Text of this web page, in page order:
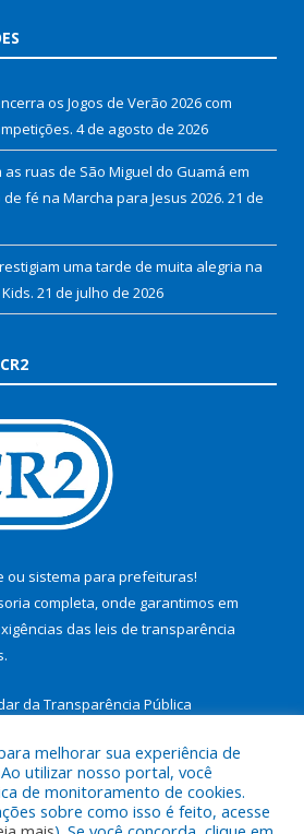
os Jogos de Verão 2026 com
4 de agosto de 2026
ruas de São Miguel do Guamá em
fé na Marcha para Jesus 2026. 21 de
uma tarde de muita alegria na
21 de julho de 2026
ou sistema para prefeituras!
completa, onde garantimos em
das leis de transparência
da Transparência Pública
a Prefeitura Municipal de São
melhorar sua experiência de
utilizar nosso portal, você
de monitoramento de cookies.
sobre como isso é feito, acesse